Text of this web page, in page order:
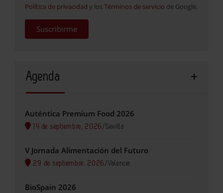
Política de privacidad y los Términos de servicio de Google.
Suscribirme
Agenda
Auténtica Premium Food 2026
14 de septiembre, 2026 /Sevilla
V Jornada Alimentación del Futuro
29 de septiembre, 2026 /Valencia
BioSpain 2026